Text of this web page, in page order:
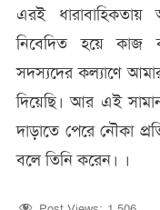
এরই
নিবেদিত হয়ে কাজ
সদস্যদের কল্যাণে
দিয়েছি। আর এই
দাড়াতে পেরে নৌকা
বলে তিনি করেন। ।